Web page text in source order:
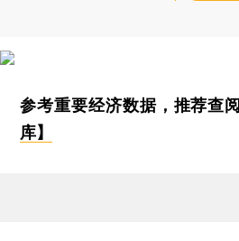
参考重要经济数据，推荐查阅
库】